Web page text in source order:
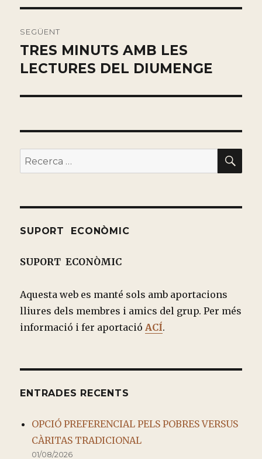
SEGÜENT
Entrada
siguiente:
TRES MINUTS AMB LES
LECTURES DEL DIUMENGE
Buscar
por:
SUPORT ECONÒMIC
SUPORT ECONÒMIC
Aquesta web es manté sols amb aportacions
lliures dels membres i amics del grup. Per més
informació i fer aportacióACÍ.
ENTRADES RECENTS
OPCIÓ PREFERENCIAL PELS POBRES VERSUS
CÀRITAS TRADICIONAL
01/08/2026